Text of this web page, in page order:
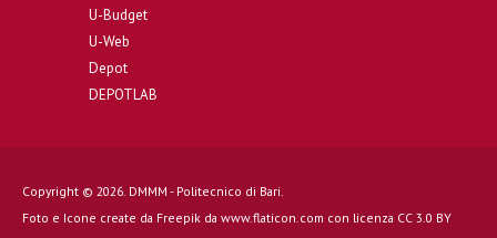
U-Budget
U-Web
Depot
DEPOTLAB
Copyright © 2026. DMMM - Politecnico di Bari.
Foto e Icone create da Freepik da www.flaticon.com con licenza CC 3.0 BY